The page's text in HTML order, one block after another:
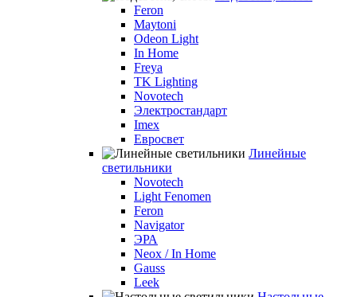
Feron
Maytoni
Odeon Light
In Home
Freya
TK Lighting
Novotech
Электростандарт
Imex
Евросвет
Линейные
светильники
Novotech
Light Fenomen
Feron
Navigator
ЭРА
Neox / In Home
Gauss
Leek